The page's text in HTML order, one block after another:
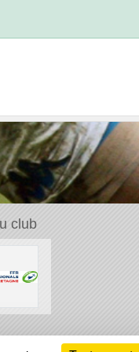
club